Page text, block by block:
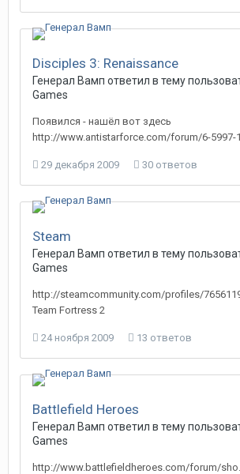
Disciples 3: Renaissance
Генерал Вамп ответил в тему
Games
Появился - нашёл вот здесь
http://www.antistarforce.com/forum/6-5997-1
29 декабря 2009 30 ответов
Steam
Генерал Вамп ответил в тему
Games
http://steamcommunity.com/profiles/
Team Fortress 2
24 ноября 2009 13 ответов
Battlefield Heroes
Генерал Вамп ответил в тему
Games
http://www.battlefieldheroes.com/forum/